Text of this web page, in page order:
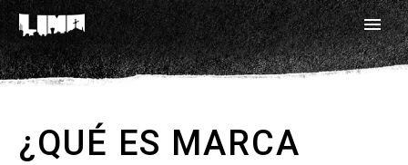
¿QUÉ ES MARCA